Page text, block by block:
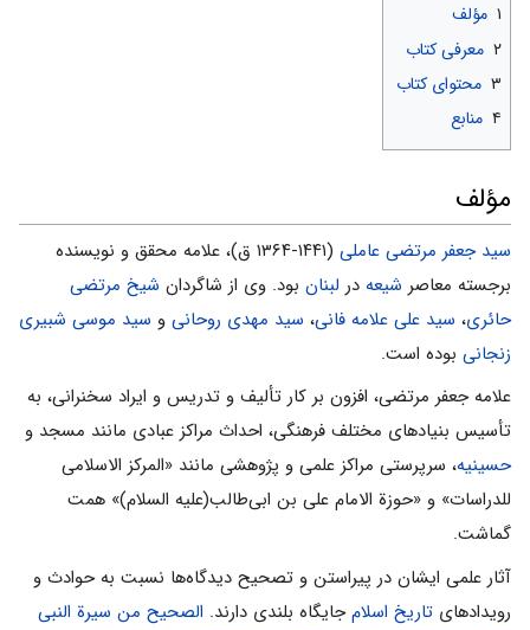
۱ مؤلف
۲ معرفی کتاب
۳ محتوای کتاب
۴ منابع
مؤلف
سید جعفر مرتضی عاملی
(۱۴۴۱-۱۳۶۴ ق)، علامه محقق و نویسنده
برجسته معاصر شیعه در لبنان بود. وی از شاگردان شیخ مرتضى
حائرى، سید على علامه فانى، سید مهدى روحانى و سید موسى شبیرى
زنجانى بوده است.
علامه جعفر مرتضی، افزون بر کار تألیف و تدریس و ایراد سخنرانى، به
تأسیس بنیادهاى مختلف فرهنگى، احداث مراکز عبادى مانند مسجد و
حسینیه، سرپرستى مراکز علمی و پژوهشى مانند «المرکز الاسلامى
للدراسات» و «حوزة الامام على بن ابی‌طالب(علیه السلام)» همت
گماشت.
آثار علمی ایشان در پیراستن و تصحیح دیدگاه‌ها نسبت به حوادث و
رویدادهاى تاریخ اسلامجایگاه بلندى دارند. الصحیح من سیرة النبى